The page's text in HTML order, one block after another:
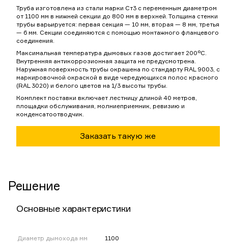
Труба изготовлена из стали марки Ст3 с переменным диаметром
от 1100 мм в нижней секции до 800 мм в верхней. Толщина стенки
трубы варьируется: первая секция — 10 мм, вторая — 8 мм, третья
— 6 мм. Секции соединяются с помощью монтажного фланцевого
соединения.
Максимальная температура дымовых газов достигает 200°C.
Внутренняя антикоррозионная защита не предусмотрена.
Наружная поверхность трубы окрашена по стандарту RAL 9003, с
маркировочной окраской в виде чередующихся полос красного
(RAL 3020) и белого цветов на 1/3 высоты трубы.
Комплект поставки включает лестницу длиной 40 метров,
площадки обслуживания, молниеприемник, ревизию и
конденсатоотводчик.
Заказать такую же
Решение
Основные характеристики
Диаметр дымохода мм 1100